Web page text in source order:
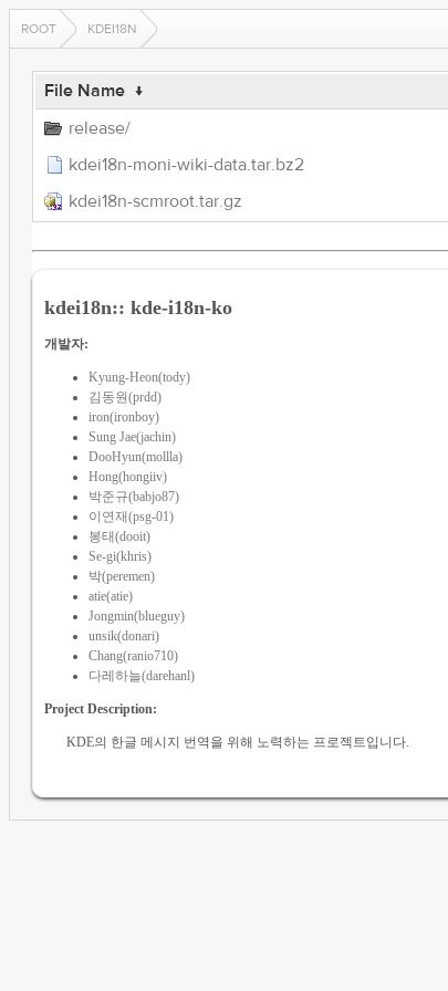
ROOT KDEI18N
File Name ↓
release/
kdei18n-moni-wiki-data.tar.bz2
kdei18n-scmroot.tar.gz
kdei18n:: kde-i18n-ko
개발자:
Kyung-Heon(tody)
김동원(prdd)
iron(ironboy)
Sung Jae(jachin)
DooHyun(mollla)
Hong(hongiiv)
박준규(babjo87)
이연재(psg-01)
봉태(dooit)
Se-gi(khris)
박(peremen)
atie(atie)
Jongmin(blueguy)
unsik(donari)
Chang(ranio710)
다레하늘(darehanl)
Project Description:
KDE의 한글 메시지 번역을 위해 노력하는 프로젝트입니다.